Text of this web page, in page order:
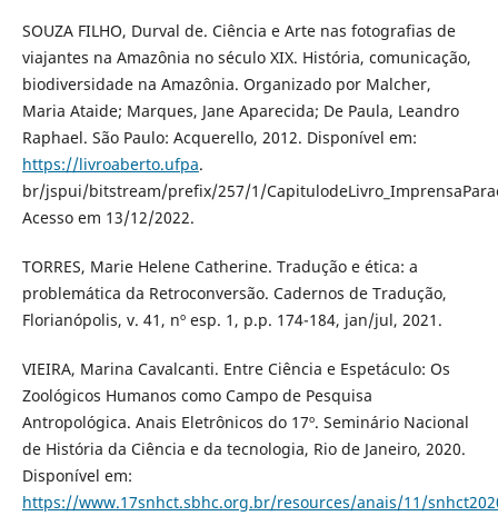
SOUZA FILHO, Durval de. Ciência e Arte nas fotografias de
viajantes na Amazônia no século XIX. História, comunicação,
biodiversidade na Amazônia. Organizado por Malcher,
Maria Ataide; Marques, Jane Aparecida; De Paula, Leandro
Raphael. São Paulo: Acquerello, 2012. Disponível em:
https://livroaberto.ufpa.
br/jspui/bitstream/prefix/257/1/
Acesso em 13/12/2022.
TORRES, Marie Helene Catherine. Tradução e ética: a
problemática da Retroconversão. Cadernos de Tradução,
Florianópolis, v. 41, nº esp. 1, p.p. 174-184, jan/jul, 2021.
VIEIRA, Marina Cavalcanti. Entre Ciência e Espetáculo: Os
Zoológicos Humanos como Campo de Pesquisa
Antropológica. Anais Eletrônicos do 17º. Seminário Nacional
de História da Ciência e da tecnologia, Rio de Janeiro, 2020.
Disponível em:
https://www.17snhct.sbhc.org.br/resources/anais/11/